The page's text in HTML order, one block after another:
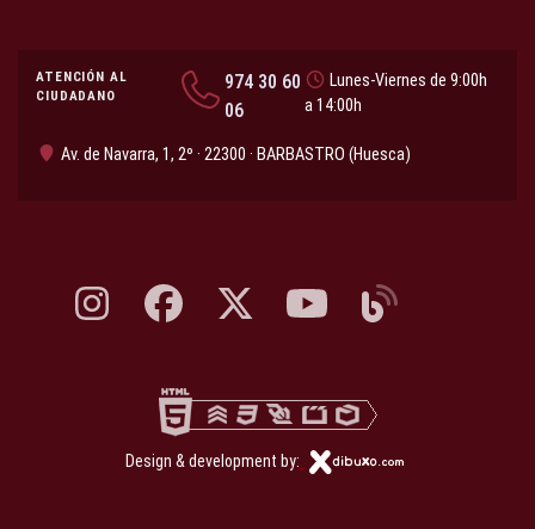
ATENCIÓN AL
CIUDADANO
974 30 60
06
Lunes-Viernes de 9:00h
a 14:00h
Av. de Navarra, 1, 2º · 22300 · BARBASTRO (Huesca)
Instagram, abre en nueva pestaña
Facebook, abre en nueva pestaña
X, antes Twitter, abre en nueva pestaña
YouTube, abre en nueva
Blog, abre en nueva
Design & development by: